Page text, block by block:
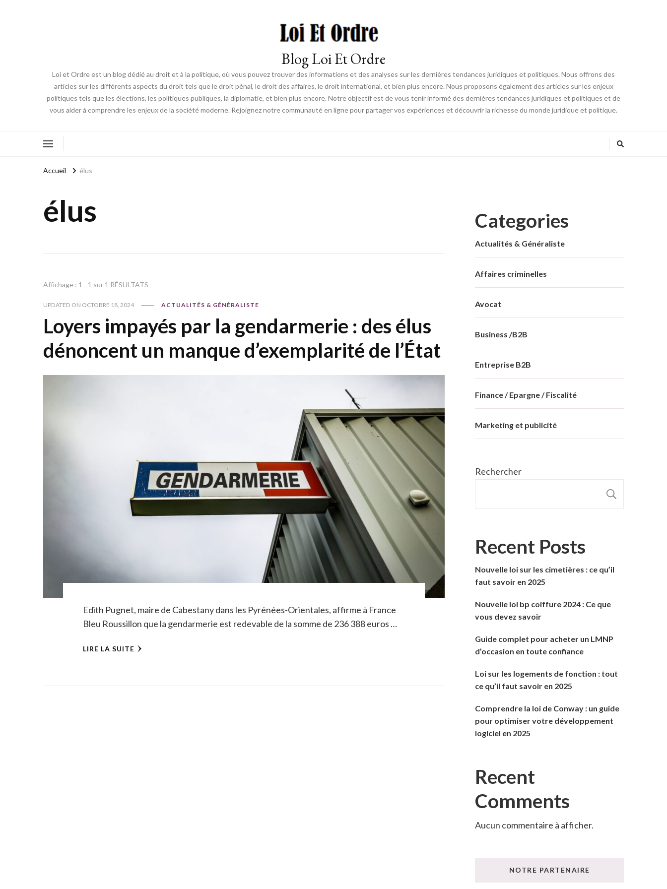
Blog Loi Et Ordre
Loi et Ordre est un blog dédié au droit et à la politique, où vous pouvez trouver des informations et des analyses sur les dernières tendances juridiques et politiques. Nous offrons des
articles sur les différents aspects du droit tels que le droit pénal, le droit des affaires, le droit international, et bien plus encore. Nous proposons également des articles sur les enjeux
politiques tels que les élections, les politiques publiques, la diplomatie, et bien plus encore. Notre objectif est de vous tenir informé des dernières tendances juridiques et politiques et de
vous aider à comprendre les enjeux de la société moderne. Rejoignez notre communauté en ligne pour partager vos expériences et découvrir la richesse du monde juridique et politique.
Accueil élus
élus
Affichage : 1 - 1 sur 1 RÉSULTATS
UPDATED ON OCTOBRE 18, 2024 ACTUALITÉS & GÉNÉRALISTE
Loyers impayés par la gendarmerie : des élus
dénoncent un manque d’exemplarité de l’État
Edith Pugnet, maire de Cabestany dans les Pyrénées-Orientales, affirme à France
Bleu Roussillon que la gendarmerie est redevable de la somme de 236 388 euros …
LIRE LA SUITE
Categories
Actualités & Généraliste
Affaires criminelles
Avocat
Business /B2B
Entreprise B2B
Finance / Epargne / Fiscalité
Marketing et publicité
Rechercher
Recent Posts
Nouvelle loi sur les cimetières : ce qu’il
faut savoir en 2025
Nouvelle loi bp coiffure 2024 : Ce que
vous devez savoir
Guide complet pour acheter un LMNP
d’occasion en toute confiance
Loi sur les logements de fonction : tout
ce qu’il faut savoir en 2025
Comprendre la loi de Conway : un guide
pour optimiser votre développement
logiciel en 2025
Recent
Comments
Aucun commentaire à afficher.
NOTRE PARTENAIRE